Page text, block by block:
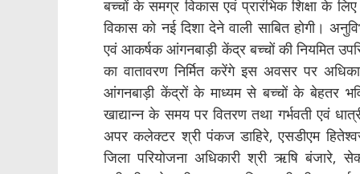
बच्चों के समग्र विकास एवं प्रारंभिक शिक्षा के
विकास को नई दिशा देने वाली साबित होगी।
एवं आकर्षक आंगनबाड़ी केंद्र बच्चों की नियमित
का वातावरण निर्मित करेंगे इस अवसर पर
आंगनबाड़ी केंद्रों के माध्यम से बच्चों के बेहतर
खाद्यान्न के समय पर वितरण तथा गर्भवती एवं
अपर कलेक्टर श्री पंकज डाहिरे, एसडीएम
जिला परियोजना अधिकारी श्री ऋषि बंजारे,